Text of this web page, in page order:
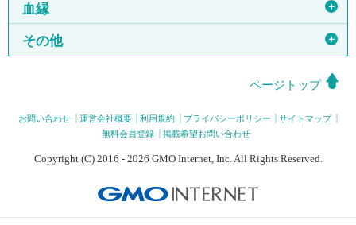
血縁 ＋
その他 ＋
ページトップ
お問い合わせ 運営会社概要 利用規約 プライバシーポリシー
サイトマップ
無料会員登録
掲載希望お問い合わせ
Copyright (C) 2016 - 2026 GMO Internet, Inc. All Rights Reserved.